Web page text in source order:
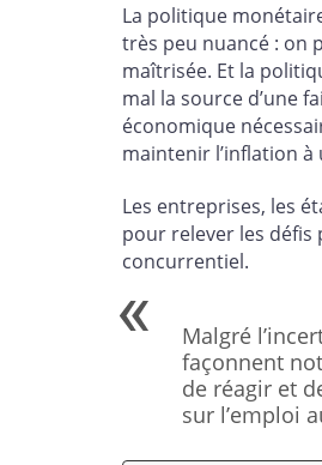
La politique
très peu nuancé : on
maîtrisée. Et la
mal la source d’une
économique
maintenir l’inflation à
Les entreprises, les
pour relever les défis
concurrentiel.
Malgré
façonnent
de réagir et
sur l’emploi